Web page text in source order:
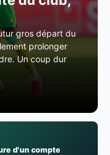
gros départ du
prolonger
Un coup dur
d'un compte